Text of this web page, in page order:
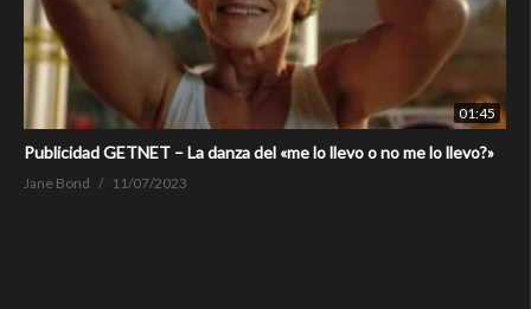
01:45
Publicidad GETNET – La danza del «me lo llevo o no me lo llevo?»
Jane Bond 11/07/2023